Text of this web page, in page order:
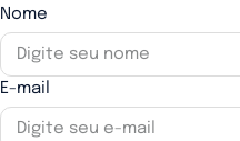
Nome
E-mail